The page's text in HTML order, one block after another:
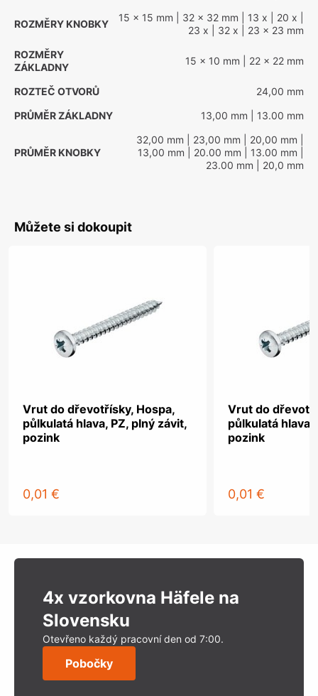
ROZMĚRY KNOBKY
15 x 15 mm | 32 x 32 mm | 13 x | 20 x
23 x | 32 x | 23 x 23 mm
ROZMĚRY
ZÁKLADNY
15 x 10 mm | 22 x 22 mm
ROZTEČ OTVORŮ
24,00 mm
PRŮMĚR ZÁKLADNY
13,00 mm | 13.00 mm
PRŮMĚR KNOBKY
32,00 mm | 23,00 mm | 20,00 mm
13,00 mm | 20.00 mm | 13.00 mm
23.00 mm | 20,0 mm
Můžete si dokoupit
Vrut do dřevotřísky, Hospa,
půlkulatá hlava, PZ, plný závit,
pozink
0,01 €
Vrut do
půlkulatá hlava,
pozink
0,01 €
4x vzorkovna Häfele na
Slovensku
Otevřeno každý pracovní den od 7:00.
Pobočky